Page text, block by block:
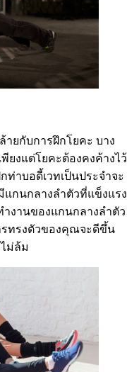
ายกับการฝึกโยคะ บาง
ยงแต่โยคะต้องคงค้างไว้
าบอดี้เวทเป็นประจำจะ
กนกลางลำตัวที่แข็งแรง
ำงานของแกนกลางลำตัว
ทรงตัวของคุณจะดีขึ้น
ม่ล้ม